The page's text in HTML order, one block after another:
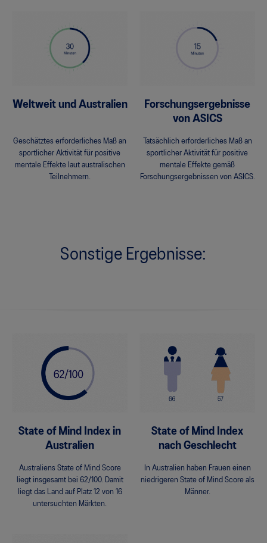
Weltweit und Australien
Geschätztes erforderliches Maß an
sportlicher Aktivität für positive
mentale Effekte laut australischen
Teilnehmern.
Forschungsergebnisse
von ASICS
Tatsächlich erforderliches Maß an
sportlicher Aktivität für positive
mentale Effekte gemäß
Forschungsergebnissen von ASICS.
Sonstige Ergebnisse:
State of Mind Index in
Australien
Australiens State of Mind Score
liegt insgesamt bei 62/100. Damit
liegt das Land auf Platz 12 von 16
untersuchten Märkten.
State of Mind Index
nach Geschlecht
In Australien haben Frauen einen
niedrigeren State of Mind Score als
Männer.